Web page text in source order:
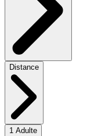
Distance
1 Adulte